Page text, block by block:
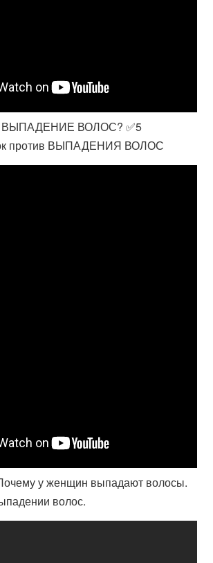
ВЫПАДЕНИЕ ВОЛОС? ✅5
против ВЫПАДЕНИЯ ВОЛОС
у женщин выпадают волосы.
волос.